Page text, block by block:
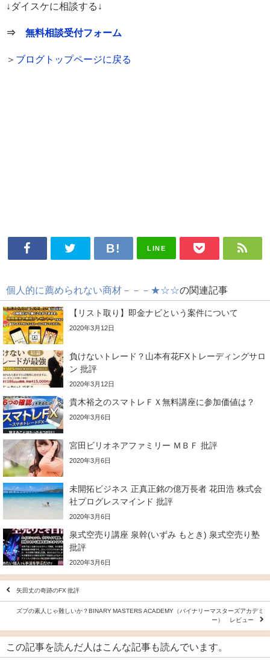
↓ダイスケに相談する↓
⇒ 無料相談受付フォーム
＞ ブログトップページに戻る
LINE
個人的に薦められない商材－－－★☆☆の関連記事
【リスト取り】即金ナビという案件について
2020年3月12日
負けないトレード？山本有花FXトレーディングサロ
ン 批評
2020年3月12日
貴木裕之のスマトレＦＸ無料講座に参加価値は？
2020年3月6日
宮田ビリオネアファミリー ＭＢＦ 批評
2020年3月6日
未開拓ビジネス 正真正銘の億万長者 花田浩 株式会
社プログレスマインド 批評
2020年3月6日
泉式空売り講座 泉幹(いずみ もとき) 泉式空売り塾
批評
2020年3月6日
矢田丈の奇跡のFX 批評
ズブの素人じゃ難しいか？BINARY MASTERS ACADEMY（バイナリーマスターズアカデミ
ー） レビュー
この記事を読んだ人はこんな記事も読んでいます。